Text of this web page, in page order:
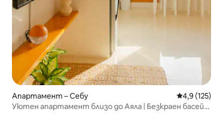
Апартамент – Себу Средна
4,9 (125)
Уютен апартамент близо до Аяла | Безкраен басейн